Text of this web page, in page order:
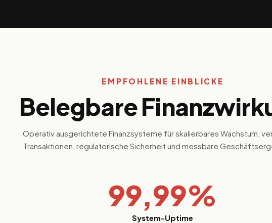
EMPFOHLENE EINBLICKE
Belegbare
Operativ ausgerichtete Finanzsysteme für skalierbares Wachstum,
Transaktionen, regulatorische Sicherheit und messbare
99,99%
System-Uptime